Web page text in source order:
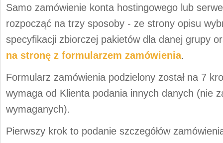
Samo zamówienie konta hostingowego lub
rozpocząć na trzy sposoby - ze strony opisu
specyfikacji zbiorczej pakietów dla danej grupy
na stronę z formularzem zamówienia.
Formularz zamówienia podzielony został na 7
wymaga od Klienta podania innych danych (nie
wymaganych).
Pierwszy krok to podanie szczegółów